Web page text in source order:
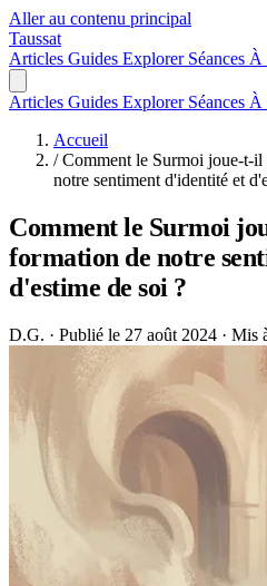
Aller au contenu principal
Taussat
Articles Guides Explorer Séances À
Articles Guides Explorer Séances À
Accueil
/ Comment le Surmoi joue-t-
notre sentiment d'identité et
Comment le Surmoi
formation de notre
d'estime de soi ?
D.G. · Publié le 27 août 2024 · Mis